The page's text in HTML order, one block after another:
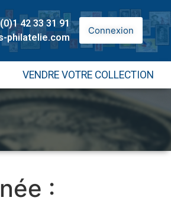
42 33 31 91
philatelie.com
Connexion
VENDRE VOTRE COLLECTION
: